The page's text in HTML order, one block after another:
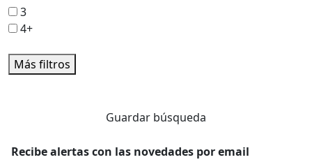
3
4+
Más filtros
Guardar búsqueda
Recibe alertas con las novedades por email